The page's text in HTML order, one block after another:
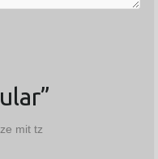
”
mit tz